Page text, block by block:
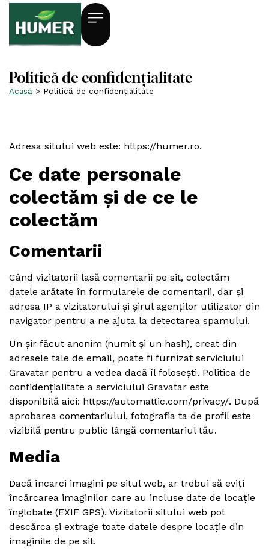
Politică de confidențialitate
Acasă > Politică de confidențialitate
Adresa sitului web este: https://humer.ro.
Ce date personale
colectăm și de ce le
colectăm
Comentarii
Când vizitatorii lasă comentarii pe sit, colectăm
datele arătate în formularele de comentarii, dar și
adresa IP a vizitatorului și șirul agenților utilizator din
navigator pentru a ne ajuta la detectarea spamului.
Un șir făcut anonim (numit și un hash), creat din
adresele tale de email, poate fi furnizat serviciului
Gravatar pentru a vedea dacă îl folosești. Politica de
confidențialitate a serviciului Gravatar este
disponibilă aici: https://automattic.com/privacy/. După
aprobarea comentariului, fotografia ta de profil este
vizibilă pentru public lângă comentariul tău.
Media
Dacă încarci imagini pe situl web, ar trebui să eviți
încărcarea imaginilor care au incluse date de locație
înglobate (EXIF GPS). Vizitatorii sitului web pot
descărca și extrage toate datele despre locație din
imaginile de pe sit.